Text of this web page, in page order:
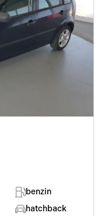
benzin
hatchback